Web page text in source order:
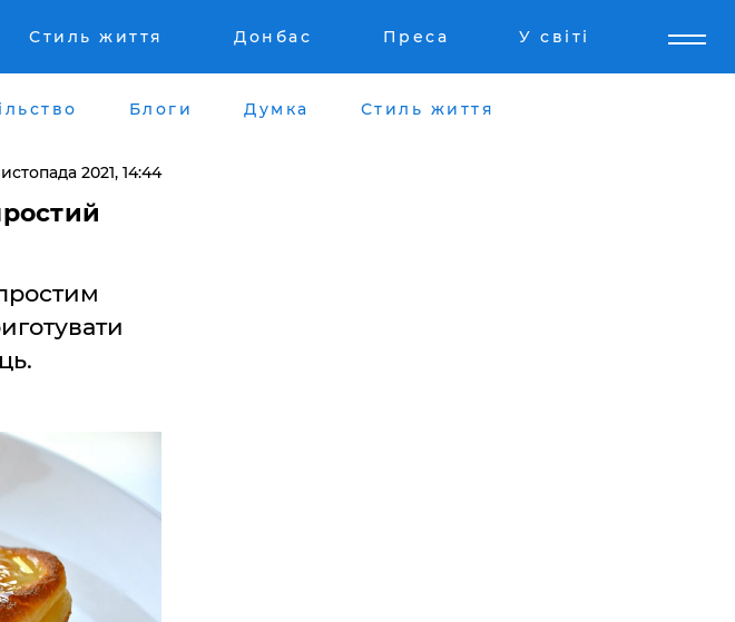
Стиль життя Донбас Преса У світі
Блоги Думка Стиль життя
2021, 14:44